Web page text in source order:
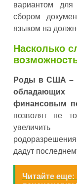
вариантом
сбором
языком на
Насколько
Роды в США –
обладающих
финансовым
позволят не
увеличить
дадут
Читайте еще: